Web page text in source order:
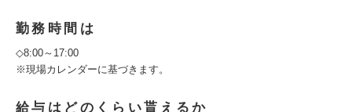
勤務時間は
◇8:00～17:00
※現場カレンダーに基づきます。
給与はどのくらい貰えるか